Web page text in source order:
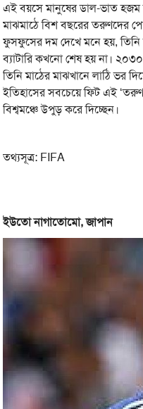
এই বয়সে মানুষের ডাল-ভাত হজম
মাঝমাঠে বিশ বছরের তরুণদের
ফুসফুসের দম দেখে মনে হয়,
ব্যাটারি কখনো শেষ হয় না।
তিনি মাঠের মাঝখানে লাঠি ভর
ইতিহাসের সবচেয়ে ফিট এই
বিশ্বমঞ্চে উপুড় করে দিচ্ছেন।
তথ্যসূত্র: FIFA
ইউতো নাগাতোমো, জাপান